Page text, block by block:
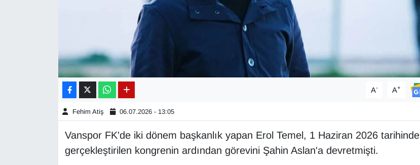
A- A+
Fehim Atiş 06.07.2026 - 13:05
Vanspor FK'de iki dönem başkanlık yapan Erol Temel, 1 Haziran 2026 tarihinde
gerçekleştirilen kongrenin ardından görevini Şahin Aslan'a devretmişti.
Gündem
HABERDE İNSAN